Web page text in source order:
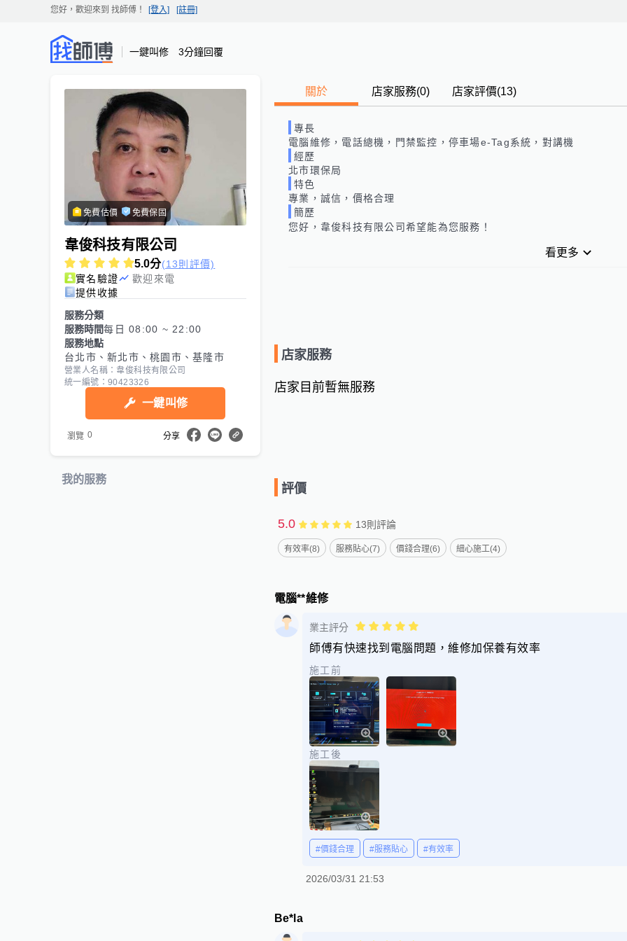
您好，歡迎來到 找師傅 ！ [登入] [註冊]
一鍵叫修 3分鐘回覆
免費估價 免費保固
韋俊科技有限公司
5.0分(13則評價)
實名驗證
歡迎來電
提供收據
服務分類
服務時間每日 08:00 ~ 22:00
服務地點
台北市、新北市、桃園市、基隆市
營業人名稱：韋俊科技有限公司
統一編號：90423326
一鍵叫修
瀏覽 0 分享
我的服務
關於 店家服務(0) 店家評價(13)
專長
電腦維修，電話總機，門禁監控，停車場e-Tag系統，對講機
經歷
北市環保局
特色
專業，誠信，價格合理
簡歷
您好，韋俊科技有限公司希望能為您服務！
看更多
店家服務
店家目前暫無服務
評價
5.0 13則評論
有效率(8) 服務貼心(7) 價錢合理(6) 細心施工(4)
電腦**維修
業主評分
師傅有快速找到電腦問題，維修加保養有效率
施工前
施工後
#價錢合理 #服務貼心 #有效率
2026/03/31 21:53
Be*la